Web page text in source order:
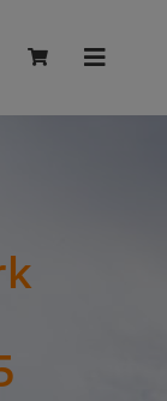
Toggle